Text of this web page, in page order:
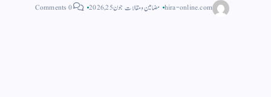
hira-online.com مضامین و مقالات جون 25, 2026 0 Comments